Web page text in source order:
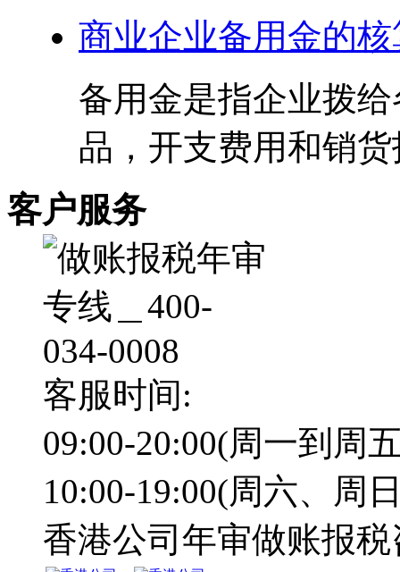
商业企业备用金的核
备用金是指企业拨
品，开支费用和销
客户服务
客服时间:
09:00-20:00(周一到周
10:00-19:00(周六、周
香港公司年审做账报税